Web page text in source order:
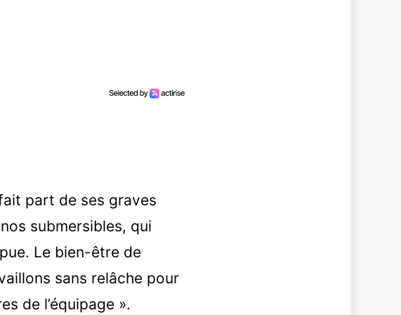
part de ses graves
submersibles, qui
Le bien-être de
sans relâche pour
de l’équipage ».